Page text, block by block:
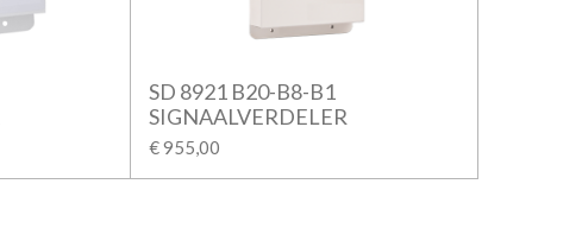
SD 8921 B20-B8-B1
SIGNAALVERDELER
€ 955,00